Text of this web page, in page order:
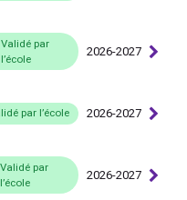
Validé par
l’école
2026-2027
par l’école 2026-2027
Validé par
l’école
2026-2027